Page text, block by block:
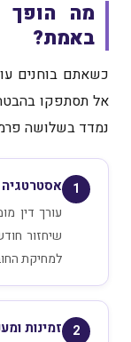
מה הופך
באמת?
כשאתם בוחנים
אל תסתפקו
נמדד בשלושה
1
עורך דין
שיחזור
למחיקת
2 זמינות